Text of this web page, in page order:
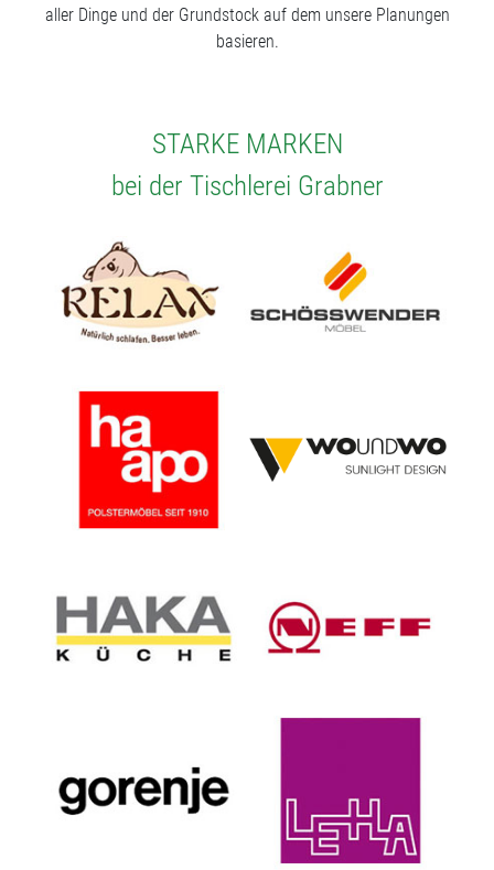
aller Dinge und der Grundstock auf dem unsere Planungen
basieren.
STARKE MARKEN
bei der Tischlerei Grabner